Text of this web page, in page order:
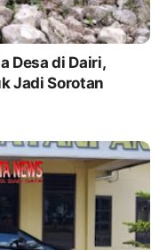
Desa di Dairi,
Jadi Sorotan